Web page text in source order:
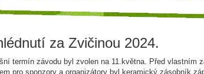
za Zvičinou 2024.
termín závodu byl zvolen na 11.května. Před vlastním
pro sponzory a organizátory byl keramický zásobník